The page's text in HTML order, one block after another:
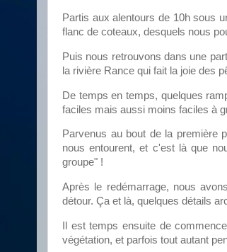
Partis aux alentours de 10h sous
flanc de coteaux, desquels nous
Puis nous retrouvons dans une
la rivière Rance qui fait la joie des
De temps en temps, quelques
faciles mais aussi moins faciles à
Parvenus au bout de la première
nous entourent, et c'est là que
groupe" !
Après le redémarrage, nous
détour. Ça et là, quelques détails
Il est temps ensuite de
végétation, et parfois tout autant